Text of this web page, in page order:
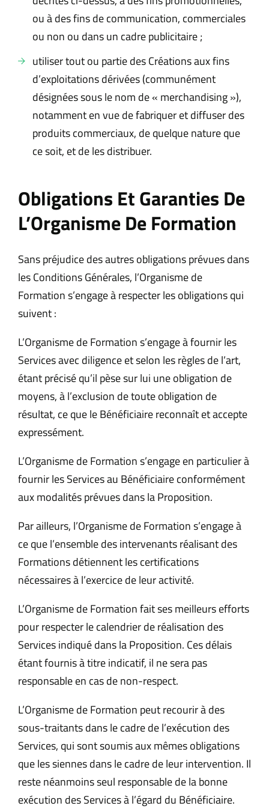
ou à des fins de communication, commerciales
ou non ou dans un cadre publicitaire ;
utiliser tout ou partie des Créations aux fins
d’exploitations dérivées (communément
désignées sous le nom de « merchandising »),
notamment en vue de fabriquer et diffuser des
produits commerciaux, de quelque nature que
ce soit, et de les distribuer.
Obligations Et Garanties De
L’Organisme De Formation
Sans préjudice des autres obligations prévues dans
les Conditions Générales, l’Organisme de
Formation s’engage à respecter les obligations qui
suivent :
L’Organisme de Formation s’engage à fournir les
Services avec diligence et selon les règles de l’art,
étant précisé qu’il pèse sur lui une obligation de
moyens, à l’exclusion de toute obligation de
résultat, ce que le Bénéficiaire reconnaît et accepte
expressément.
L’Organisme de Formation s’engage en particulier à
fournir les Services au Bénéficiaire conformément
aux modalités prévues dans la Proposition.
Par ailleurs, l’Organisme de Formation s’engage à
ce que l’ensemble des intervenants réalisant des
Formations détiennent les certifications
nécessaires à l’exercice de leur activité.
L’Organisme de Formation fait ses meilleurs efforts
pour respecter le calendrier de réalisation des
Services indiqué dans la Proposition. Ces délais
étant fournis à titre indicatif, il ne sera pas
responsable en cas de non-respect.
L’Organisme de Formation peut recourir à des
sous-traitants dans le cadre de l’exécution des
Services, qui sont soumis aux mêmes obligations
que les siennes dans le cadre de leur intervention. Il
reste néanmoins seul responsable de la bonne
exécution des Services à l’égard du Bénéficiaire.